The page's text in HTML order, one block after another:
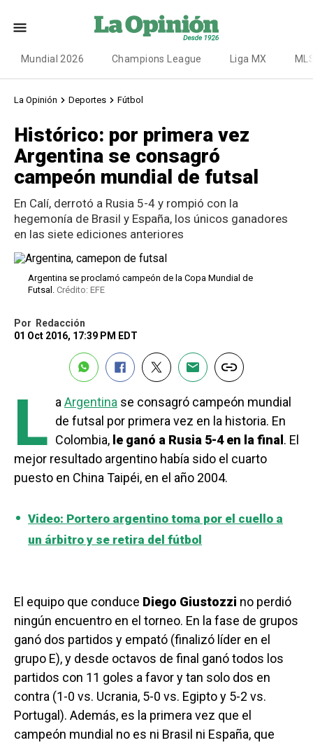
Mundial 2026 Champions League Liga MX
La Opinión Deportes Fútbol
Histórico: por primera vez
Argentina se consagró
campeón mundial de futsal
En Calí, derrotó a Rusia 5-4 y rompió con la
hegemonía de Brasil y España, los únicos ganadores
en las siete ediciones anteriores
Argentina se proclamó campeón de la Copa Mundial de
Futsal. Crédito: EFE
Por
Redacción
01 Oct 2016, 17:39 PM EDT
L a Argentina se consagró campeón mundial
de futsal por primera vez en la historia. En
Colombia, le ganó a Rusia 5-4 en la final . El
mejor resultado argentino había sido el cuarto
puesto en China Taipéi, en el año 2004.
Video: Portero argentino toma por el cuello a
un árbitro y se retira del fútbol
El equipo que conduce Diego Giustozzi no perdió
ningún encuentro en el torneo. En la fase de grupos
ganó dos partidos y empató (finalizó líder en el
grupo E), y desde octavos de final ganó todos los
partidos con 11 goles a favor y tan solo dos en
contra (1-0 vs. Ucrania, 5-0 vs. Egipto y 5-2 vs.
Portugal). Además, es la primera vez que el
campeón mundial no es ni Brasil ni España, que